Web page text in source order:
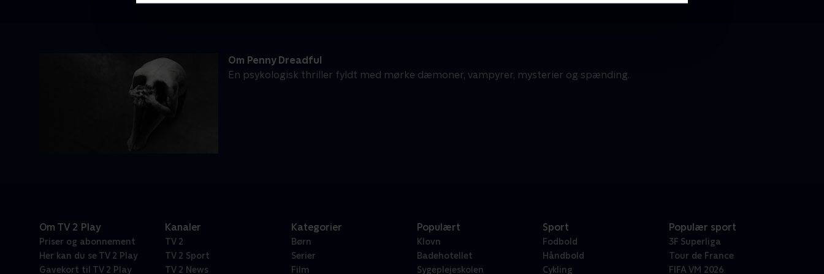
Om Penny Dreadful
En psykologisk thriller fyldt med mørke dæmoner, vampyrer, mysterier og spænding.
Om TV 2 Play
Priser og abonnement
Her kan du se TV 2 Play
Gavekort til TV 2 Play
Kanaler
TV 2
TV 2 Sport
TV 2 News
Kategorier
Børn
Serier
Film
Populært
Klovn
Badehotellet
Sygeplejeskolen
Sport
Fodbold
Håndbold
Cykling
Populær sport
3F Superliga
Tour de France
FIFA VM 2026